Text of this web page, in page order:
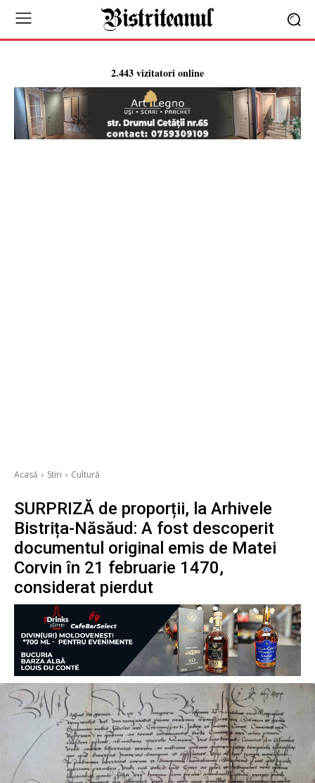
2.443 vizitatori online
Acasă Stiri Cultură
SURPRIZĂ de proporții, la Arhivele
Bistrița-Năsăud: A fost descoperit
documentul original emis de Matei
Corvin în 21 februarie 1470,
considerat pierdut